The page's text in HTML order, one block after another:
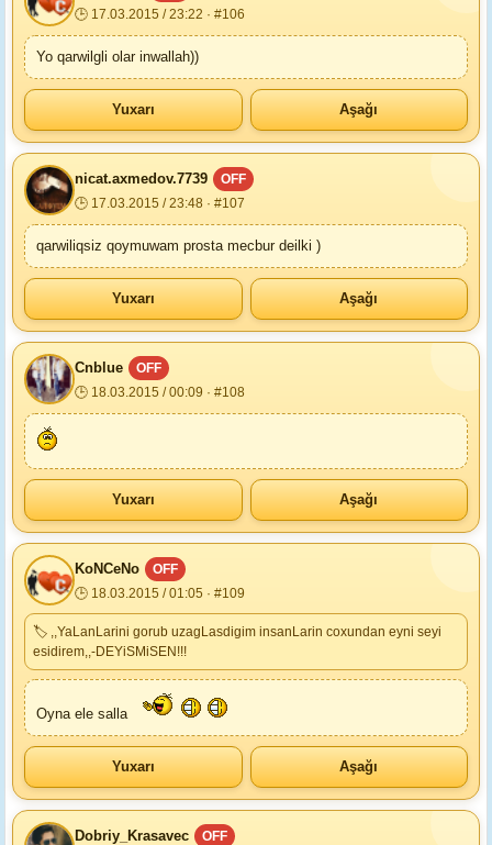
🕒 17.03.2015 / 23:22 · #106
Yo qarwilgli olar inwallah))
Yuxarı Aşağı
nicat.axmedov.7739
OFF
🕒 17.03.2015 / 23:48 · #107
qarwiliqsiz qoymuwam prosta mecbur deilki )
Yuxarı Aşağı
Cnblue
OFF
🕒 18.03.2015 / 00:09 · #108
Yuxarı Aşağı
KoNCeNo
OFF
🕒 18.03.2015 / 01:05 · #109
🏷 ,,YaLanLarini gorub uzagLasdigim insanLarin coxundan eyni seyi
esidirem,,-DEYiSMiSEN!!!
Oyna ele salla
Yuxarı Aşağı
Dobriy_Krasavec
OFF